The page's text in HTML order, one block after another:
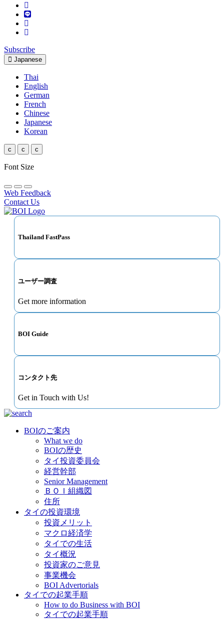
Subscribe
Japanese
Thai
English
German
French
Chinese
Japanese
Korean
c c c
Font Size
Web Feedback
Contact Us
Thailand FastPass
ユーザー調査
Get more information
BOI Guide
コンタクト先
Get in Touch with Us!
BOIのご案内
What we do
BOIの歴史
タイ投資委員会
経営幹部
Senior Management
ＢＯＩ組織図
住所
タイの投資環境
投資メリット
マクロ経済学
タイでの生活
タイ概況
投資家のご意見
事業機会
BOI Advertorials
タイでの起業手順
How to do Business with BOI
タイでの起業手順